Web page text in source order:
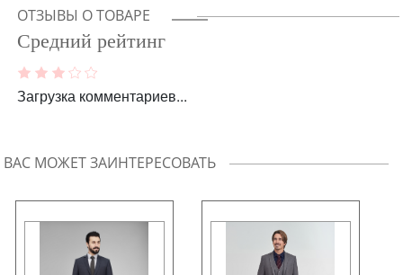
ОТЗЫВЫ О ТОВАРЕ
Средний рейтинг
Загрузка комментариев...
ВАС МОЖЕТ ЗАИНТЕРЕСОВАТЬ